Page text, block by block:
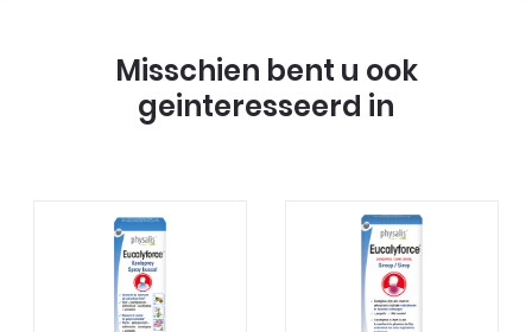
Misschien bent u ook
geinteresseerd in